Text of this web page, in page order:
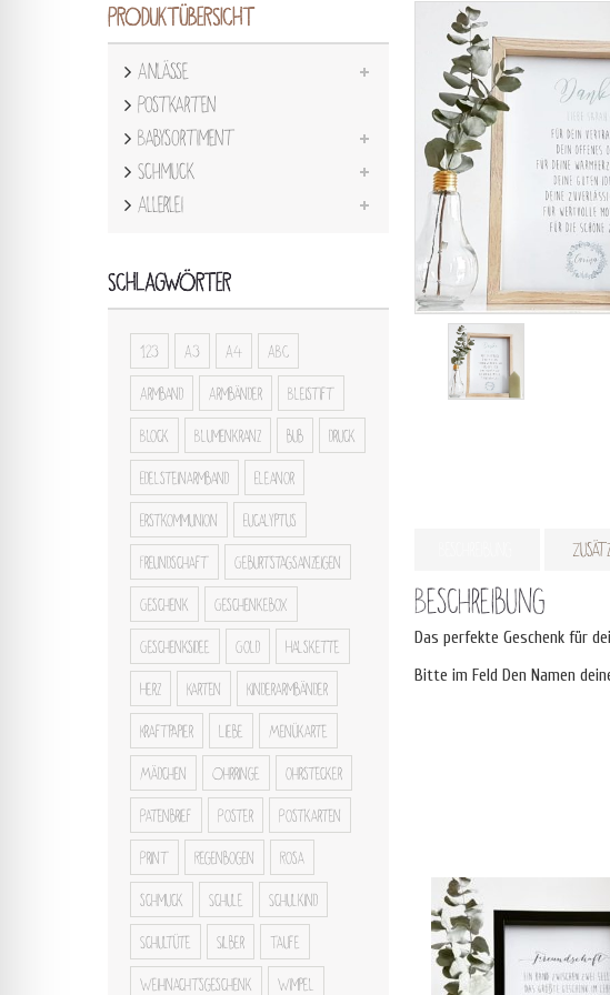
Beschreibung
Das perfekte Geschenk für
Bitte im Feld Den Namen
PRODUKTÜBERSICHT
Anlässe
Postkarten
Babysortiment
Schmuck
Allerlei
SCHLAGWÖRTER
123 A3 A4 ABC
Armband Armbänder Bleistift
Block Blumenkranz bub druck
Edelsteinarmband Eleanor
Erstkommunion Eucalyptus
Freundschaft Geburtstagsanzeigen
Geschenk Geschenkebox
Geschenksidee Gold Halskette
Herz Karten Kinderarmbänder
Kraftpapier Liebe Menükarte
Mädchen Ohrringe ohrstecker
Patenbrief Poster Postkarten
Print Regenbogen Rosa
schmuck Schule Schulkind
Schultüte Silber Taufe
Weihnachtsgeschenk Wimpel